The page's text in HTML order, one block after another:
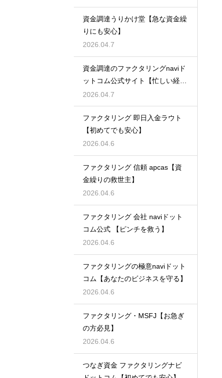
資金調達うりかけ堂【急な資金繰
りにも安心】
2026.04.7
資金調達のファクタリングnaviド
ットコム公式サイト【忙しい経営
者必見】
2026.04.7
ファクタリング 即日入金ラウト
【初めてでも安心】
2026.04.6
ファクタリング 信頼 apcas【資
金繰りの救世主】
2026.04.6
ファクタリング 会社 naviドット
コム公式 【ピンチを救う】
2026.04.6
ファクタリングの極意naviドット
コム【あなたのビジネスを守る】
2026.04.6
ファクタリング・MSFJ【お急ぎ
の方必見】
2026.04.6
つなぎ資金 ファクタリングナビ